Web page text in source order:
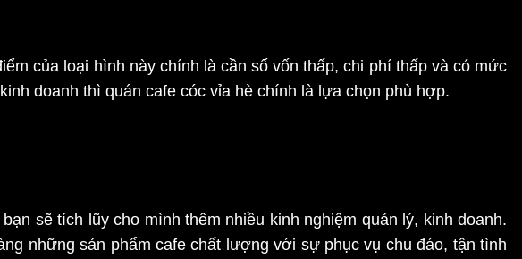
của loại hình này chính là cần số vốn thấp, chi phí thấp và có mức
doanh thì quán cafe cóc vỉa hè chính là lựa chọn phù hợp.
sẽ tích lũy cho mình thêm nhiều kinh nghiệm quản lý, kinh doanh.
những sản phẩm cafe chất lượng với sự phục vụ chu đáo, tận tình